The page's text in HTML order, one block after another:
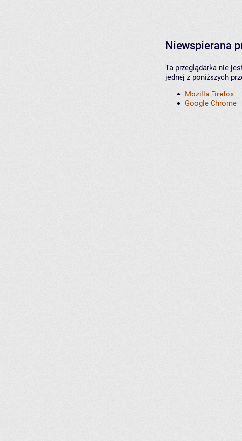
Niewspierana
Ta przeglądarka nie
jednej z poniższych
Mozilla Firefox
Google Chrome